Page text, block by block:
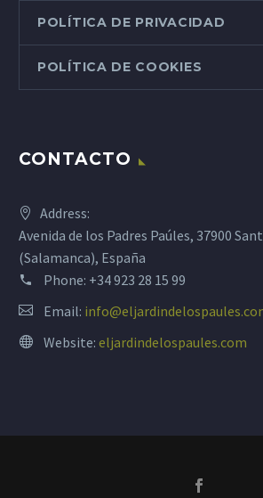
POLÍTICA DE PRIVACIDAD
POLÍTICA DE COOKIES
CONTACTO
Address:
Avenida de los Padres Paúles, 37900
(Salamanca), España
Phone: +34 923 28 15 99
Email:
Website: eljardindelospaules.com